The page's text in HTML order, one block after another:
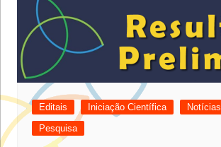
Editais Iniciação Científica
Notícias
Pesquisa